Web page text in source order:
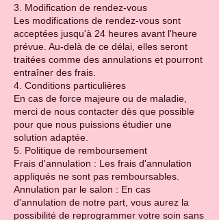
3. Modification de rendez-vous
Les modifications de rendez-vous sont
acceptées jusqu'à 24 heures avant l'heure
prévue. Au-delà de ce délai, elles seront
traitées comme des annulations et pourront
entraîner des frais.
4. Conditions particulières
En cas de force majeure ou de maladie,
merci de nous contacter dès que possible
pour que nous puissions étudier une
solution adaptée.
5. Politique de remboursement
Frais d'annulation : Les frais d'annulation
appliqués ne sont pas remboursables.
Annulation par le salon : En cas
d'annulation de notre part, vous aurez la
possibilité de reprogrammer votre soin sans